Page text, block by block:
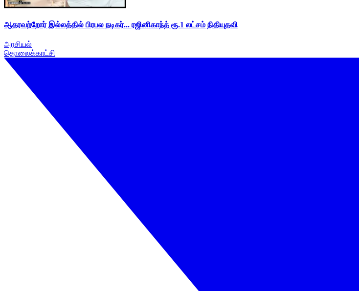
ஆதரவற்றோர் இல்லத்தில் பிரபல நடிகர்... ரஜினிகாந்த் ரூ.1 லட்சம் நிதியுதவி
அரசியல்
தொலைக்காட்சி